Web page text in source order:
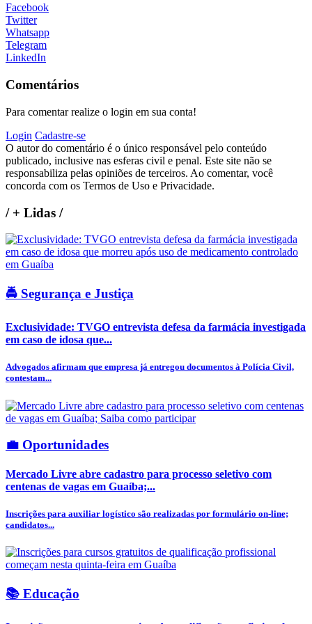
Facebook
Twitter
Whatsapp
Telegram
LinkedIn
Comentários
Para comentar realize o login em sua conta!
Login Cadastre-se
O autor do comentário é o único responsável pelo conteúdo
publicado, inclusive nas esferas civil e penal. Este site não se
responsabiliza pelas opiniões de terceiros. Ao comentar, você
concorda com os Termos de Uso e Privacidade.
/+ Lidas /
🚔 Segurança e Justiça
Exclusividade: TVGO entrevista defesa da farmácia investigada
em caso de idosa que...
Advogados afirmam que empresa já entregou documentos à Polícia Civil,
contestam...
💼 Oportunidades
Mercado Livre abre cadastro para processo seletivo com
centenas de vagas em Guaíba;...
Inscrições para auxiliar logístico são realizadas por formulário on-line;
candidatos...
📚 Educação